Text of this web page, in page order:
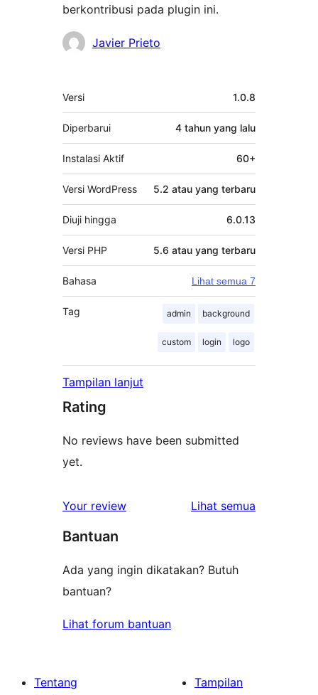
berkontribusi pada plugin ini.
KontributorJavier Prieto
Meta
Versi 1.0.8
Diperbarui 4 tahun yang lalu
Instalasi Aktif 60+
Versi WordPress 5.2 atau yang terbaru
Diuji hingga 6.0.13
Versi PHP 5.6 atau yang terbaru
Bahasa Lihat semua 7
Tag admin background
custom login logo
Tampilan lanjut
Rating
No reviews have been submitted
yet.
Your review Lihat semua
Bantuan
Ada yang ingin dikatakan? Butuh
bantuan?
Lihat forum bantuan
Tentang
Tampilan